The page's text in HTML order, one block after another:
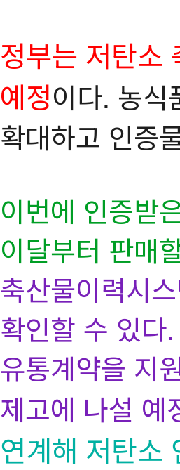
정부는 저탄소
예정이다. 농식
확대하고 인증
이번에 인증받
이달부터 판매
축산물이력시
확인할 수 있다.
유통계약을 지
제고에 나설 예
연계해 저탄소